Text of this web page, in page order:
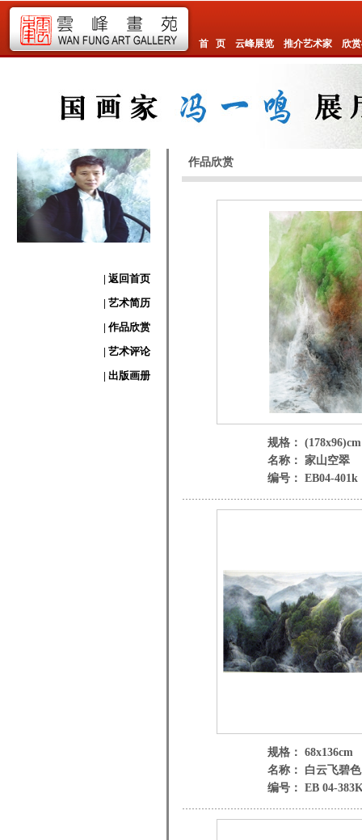
首 页 云峰展览 推介艺术家 欣
| 返回首页
| 艺术简历
| 作品欣赏
| 艺术评论
| 出版画册
作品欣赏
规格： (178x96)cm
名称： 家山空翠
编号： EB04-401k
规格： 68x136cm
名称： 白云飞碧色
编号： EB 04-